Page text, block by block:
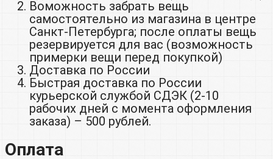
Воможность забрать вещь
самостоятельно из магазина в центре
Санкт-Петербурга; после оплаты вещь
резервируется для вас (возможность
примерки вещи перед покупкой)
Доставка по России
Быстрая доставка по России
курьерской службой СДЭК (2-10
рабочих дней с момента оформления
заказа) – 500 рублей.
Оплата